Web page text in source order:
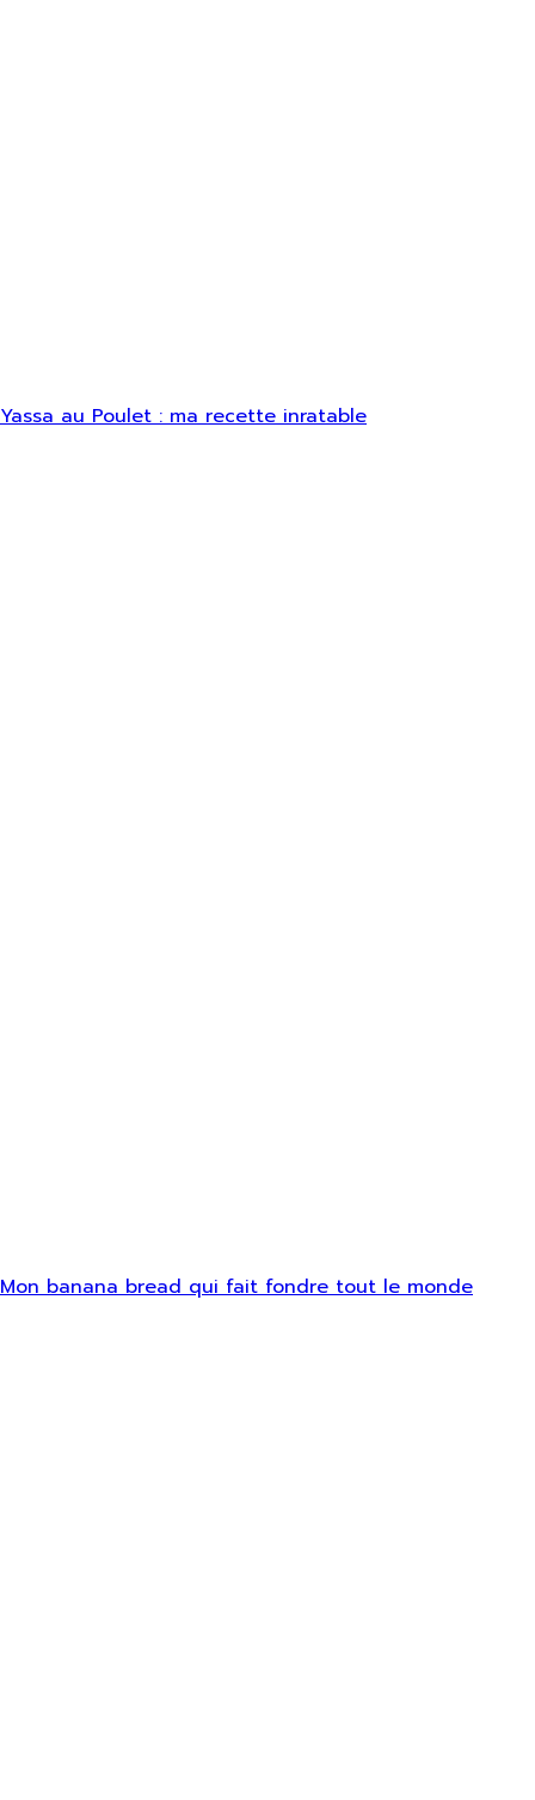
Yassa au Poulet : ma recette inratable
Mon banana bread qui fait fondre tout le monde